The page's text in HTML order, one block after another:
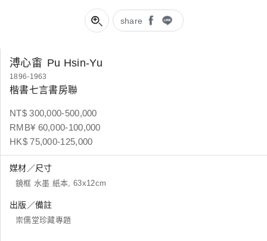
share
溥心畬 Pu Hsin-Yu
1896-1963
楷書七言書房聯
NT$ 300,000-500,000
RMB¥ 60,000-100,000
HK$ 75,000-125,000
媒材／尺寸
鏡框 水墨 紙本, 63x12cm
出版／備註
崇儒堂珍藏專題